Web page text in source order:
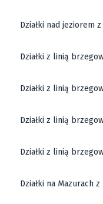
Działki nad jeziorem
Działki z linią
Działki z linią
Działki z linią
Działki z linią
Działki na Mazurach